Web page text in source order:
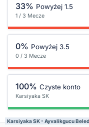
33% Powyżej 1.5
1 / 3 Mecze
0% Powyżej 3.5
0 / 3 Mecze
100% Czyste konto
Karsiyaka SK
Karsiyaka SK - Ayvalikgucu